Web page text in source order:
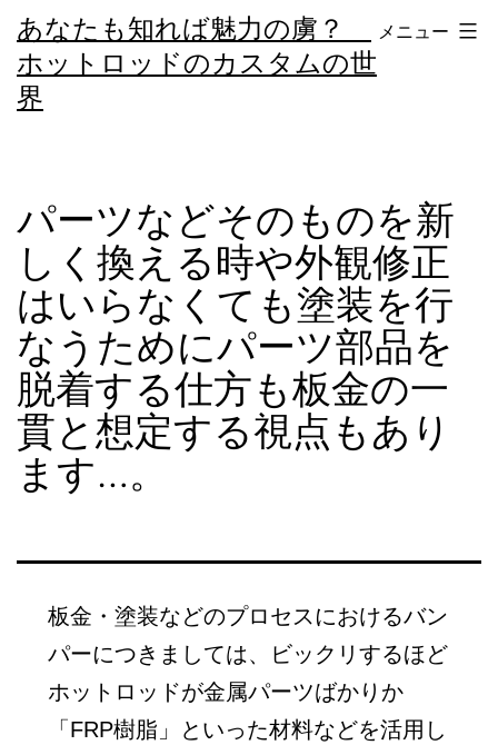
コ
ン
ッ
プ
あなたも知れば魅力の虜？
ホットロッドのカスタムの世
界
メニュー
パーツなどそのものを新
しく換える時や外観修正
はいらなくても塗装を行
なうためにパーツ部品を
脱着する仕方も板金の一
貫と想定する視点もあり
ます…。
板金・塗装などのプロセスにおけるバン
パーにつきましては、ビックリするほど
ホットロッドが金属パーツばかりか
「FRP樹脂」といった材料などを活用し